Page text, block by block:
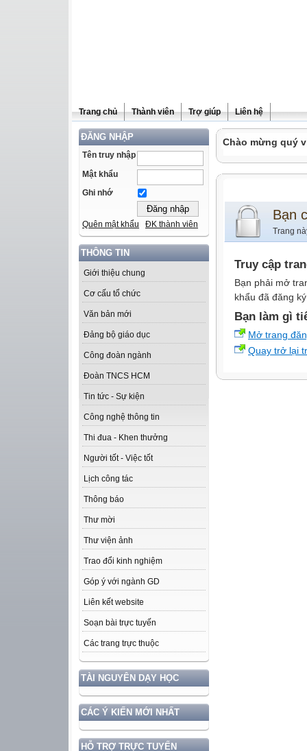
Trang chủ Thành viên Trợ giúp Liên hệ
ĐĂNG NHẬP
Tên truy nhập
Mật khẩu
Ghi nhớ
Quên mật khẩu ĐK thành viên
THÔNG TIN
Giới thiệu chung
Cơ cấu tổ chức
Văn bản mới
Đảng bộ giáo dục
Công đoàn ngành
Đoàn TNCS HCM
Tin tức - Sự kiện
Công nghệ thông tin
Thi đua - Khen thưởng
Người tốt - Việc tốt
Lịch công tác
Thông báo
Thư mời
Thư viện ảnh
Trao đổi kinh nghiệm
Góp ý với ngành GD
Liên kết website
Soạn bài trực tuyến
Các trang trực thuộc
TÀI NGUYÊN DẠY HỌC
CÁC Ý KIẾN MỚI NHẤT
HỖ TRỢ TRỰC TUYẾN
Chào mừng quý
Bạn
Trang
Truy cập
Bạn phải mở
khẩu đã đăng
Bạn làm gì
Mở trang
Quay trở lại